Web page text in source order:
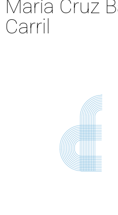
María Cruz
Carril